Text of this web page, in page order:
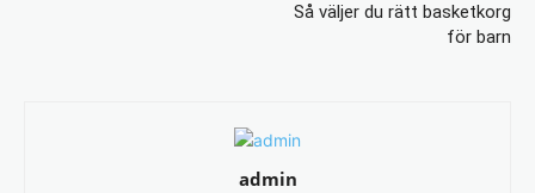
Så väljer du rätt basketkorg
för barn
admin